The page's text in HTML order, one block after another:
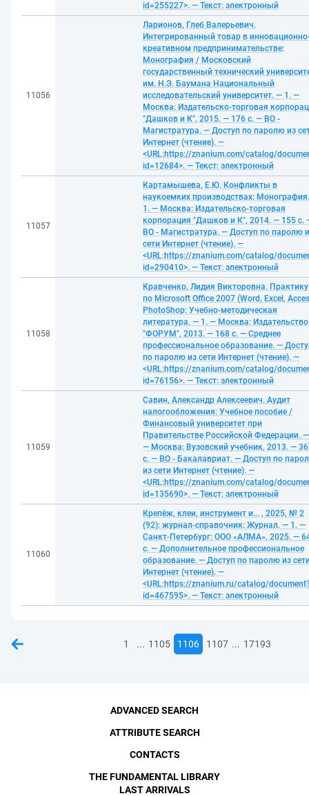
id=255227>. — Текст: электронный
11056
Ларионов, Глеб Валерьевич.
Интегрированный товар в
креативном предпринимательстве:
Монография / Московский
государственный технический
им. Н.Э. Баумана Национальный
исследовательский университет. — 1. —
Москва: Издательско-торговая
"Дашков и К", 2015. — 176 с. — ВО -
Магистратура. — Доступ по паролю из
Интернет (чтение). —
<URL:https://znanium.com/catalog/
id=12684>. — Текст: электронный
11057
Картамышева, Е.Ю. Конфликты в
наукоемких производствах:
1. — Москва: Издательско-торговая
корпорация "Дашков и К", 2014. — 155 с.
ВО - Магистратура. — Доступ по паролю
сети Интернет (чтение). —
<URL:https://znanium.com/catalog/
id=290410>. — Текст: электронный
11058
Кравченко, Лидия Викторовна.
по Microsoft Office 2007 (Word, Excel,
PhotoShop: Учебно-методическая
литература. — 1. — Москва: Издательство
"ФОРУМ", 2013. — 168 с. — Среднее
профессиональное образование. —
по паролю из сети Интернет (чтение). —
<URL:https://znanium.com/catalog/
id=76156>. — Текст: электронный
11059
Савин, Александр Алексеевич. Аудит
налогообложения: Учебное пособие /
Финансовый университет при
Правительстве Российской Федерации.
— Москва: Вузовский учебник, 2013. —
с. — ВО - Бакалавриат. — Доступ по
из сети Интернет (чтение). —
<URL:https://znanium.com/catalog/
id=135690>. — Текст: электронный
11060
Крепёж, клеи, инструмент и... , 2025, № 2
(92): журнал-справочник: Журнал. — 1. —
Санкт-Петербург: ООО «АЛМА», 2025. —
с. — Дополнительное профессиональное
образование. — Доступ по паролю из
Интернет (чтение). —
<URL:https://znanium.ru/catalog/
id=467595>. — Текст: электронный
1 ... 1105 1106 1107 ... 17193
ADVANCED SEARCH
ATTRIBUTE SEARCH
CONTACTS
THE FUNDAMENTAL LIBRARY
LAST ARRIVALS